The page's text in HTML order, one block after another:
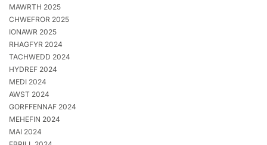
MAWRTH 2025
CHWEFROR 2025
IONAWR 2025
RHAGFYR 2024
TACHWEDD 2024
HYDREF 2024
MEDI 2024
AWST 2024
GORFFENNAF 2024
MEHEFIN 2024
MAI 2024